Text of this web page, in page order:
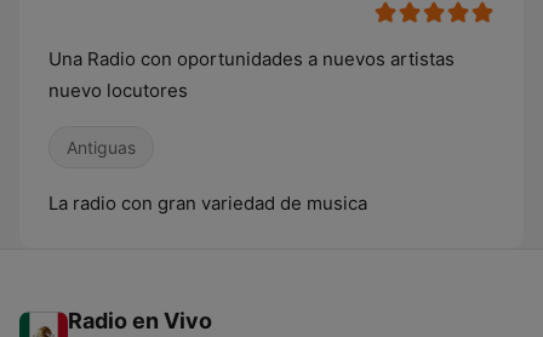
Una Radio con oportunidades a nuevos artistas
nuevo locutores
Antiguas
La radio con gran variedad de musica
Radio en Vivo